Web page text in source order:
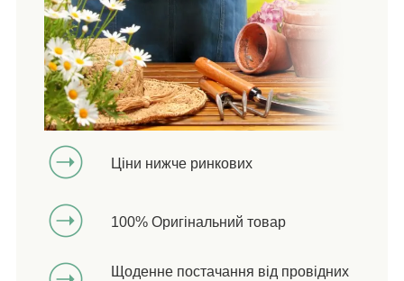
Ціни нижче ринкових
100% Оригінальний товар
Щоденне постачання від провідних